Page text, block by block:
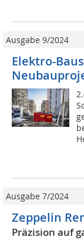
Ausgabe 9/2024
Elektro-
Ausgabe 7/2024
Zeppelin
Präzision auf